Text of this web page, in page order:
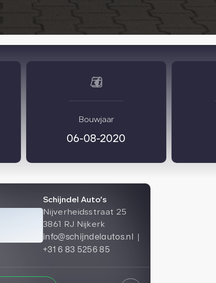
Bouwjaar
06-08-2020
Schijndel Auto’s
Nijverheidsstraat 25
3861 RJ Nijkerk
info@schijndelautos.nl
+31 6 83 5256 85